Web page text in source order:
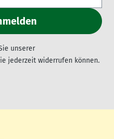
unserer
jederzeit widerrufen können.